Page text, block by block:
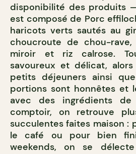
disponibilité des produits
est composé de Porc
haricots verts sautés au
choucroute de chou-
miroir et riz calrose.
savoureux et délicat,
petits déjeuners ainsi
portions sont honnêtes et
avec des ingrédients
comptoir, on retrouve
succulentes faites maison :
le café ou pour bien
weekends, on se